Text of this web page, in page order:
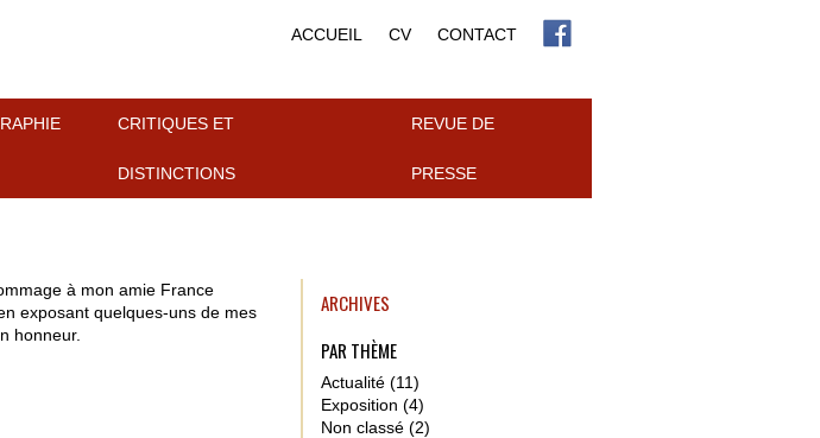
ACCUEIL CV CONTACT
CRITIQUES ET
DISTINCTIONS
REVUE DE
PRESSE
à mon amie France
exposant quelques-uns de mes
honneur.
ARCHIVES
PAR THÈME
Actualité (11)
Exposition (4)
Non classé (2)